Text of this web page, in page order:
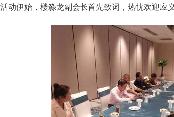
活动伊始，楼淼龙副会长首先致词，热忱欢迎应